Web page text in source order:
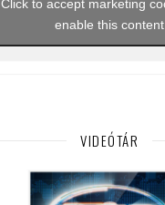
Click to accept marketing
enable this content
VIDEÓTÁR